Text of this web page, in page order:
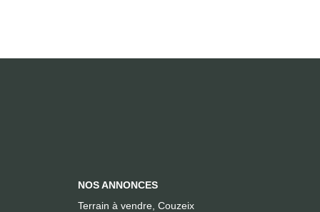
NOS ANNONCES
Terrain à vendre, Couzeix